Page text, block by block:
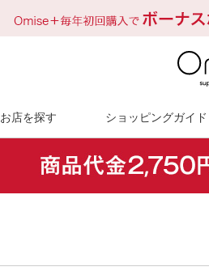
お店を探す ショッピングガイド